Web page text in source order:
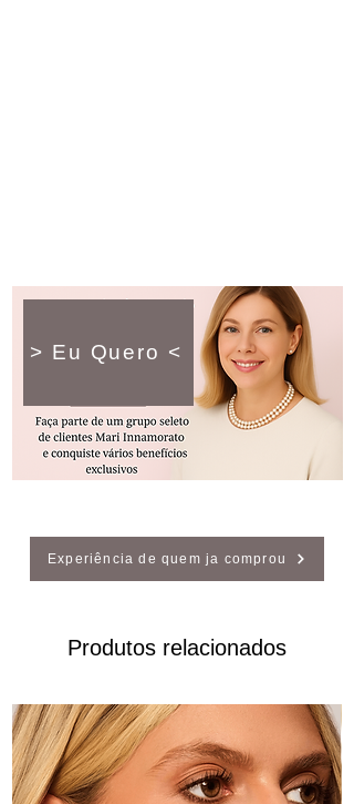
> Eu Quero <
Experiência de quem ja comprou
Produtos relacionados